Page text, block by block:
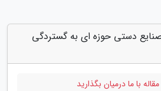
دستی حوزه ای به گستردگی
با ما درمیان بگذارید